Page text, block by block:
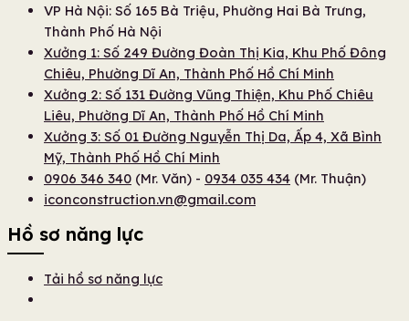
VP Hà Nội: Số 165 Bà Triệu, Phường Hai Bà Trưng,
Thành Phố Hà Nội
Xưởng 1: Số 249 Đường Đoàn Thị Kia, Khu Phố Đông
Chiêu, Phường Dĩ An, Thành Phố Hồ Chí Minh
Xưởng 2: Số 131 Đường Vũng Thiện, Khu Phố Chiêu
Liêu, Phường Dĩ An, Thành Phố Hồ Chí Minh
Xưởng 3: Số 01 Đường Nguyễn Thị Da, Ấp 4, Xã Bình
Mỹ, Thành Phố Hồ Chí Minh
0906 346 340 (Mr. Văn) - 0934 035 434 (Mr. Thuận)
iconconstruction.vn@gmail.com
Hồ sơ năng lực
Tải hồ sơ năng lực